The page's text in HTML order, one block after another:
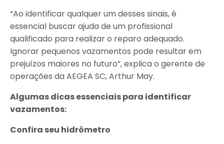
“Ao identificar qualquer um desses sinais, é
essencial buscar ajuda de um profissional
qualificado para realizar o reparo adequado.
Ignorar pequenos vazamentos pode resultar em
prejuízos maiores no futuro”, explica o gerente de
operações da AEGEA SC, Arthur May.
Algumas dicas essenciais para identificar
vazamentos:
Confira seu hidrômetro